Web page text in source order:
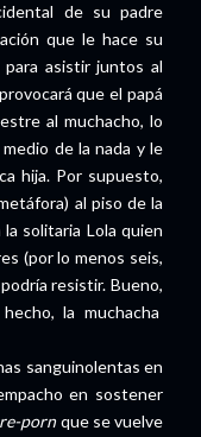
de su padre
que le hace su
para asistir juntos al
que el papá
al muchacho, lo
de la nada y le
hija. Por supuesto,
al piso de la
solitaria Lola quien
(por lo menos seis,
resistir. Bueno,
la muchacha
sanguinolentas en
en sostener
pornque se vuelve